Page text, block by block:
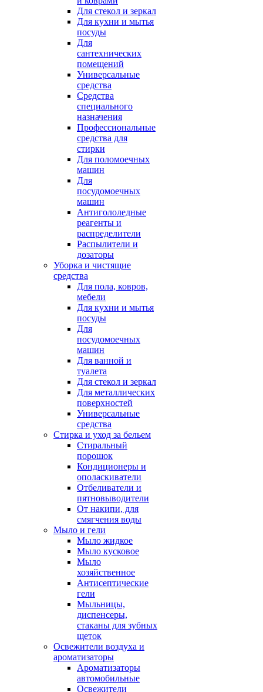
Для стекол и зеркал
Для кухни и мытья
посуды
Для
сантехнических
помещений
Универсальные
средства
Средства
специального
назначения
Профессиональные
средства для
стирки
Для поломоечных
машин
Для
посудомоечных
машин
Антигололедные
реагенты и
распределители
Распылители и
дозаторы
Уборка и чистящие
средства
Для пола, ковров,
мебели
Для кухни и мытья
посуды
Для
посудомоечных
машин
Для ванной и
туалета
Для стекол и зеркал
Для металлических
поверхностей
Универсальные
средства
Стирка и уход за бельем
Стиральный
порошок
Кондиционеры и
ополаскиватели
Отбеливатели и
пятновыводители
От накипи, для
смягчения воды
Мыло и гели
Мыло жидкое
Мыло кусковое
Мыло
хозяйственное
Антисептические
гели
Мыльницы,
диспенсеры,
стаканы для зубных
щеток
Освежители воздуха и
ароматизаторы
Ароматизаторы
автомобильные
Освежители